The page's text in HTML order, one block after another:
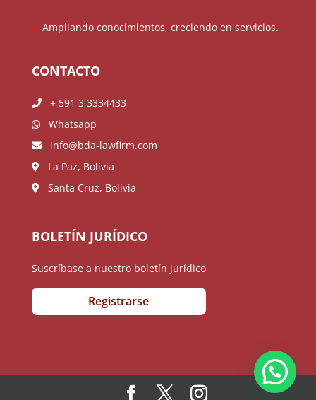
Ampliando conocimientos, creciendo en servicios.
CONTACTO
+ 591 3 3334433
Whatsapp
info@bda-lawfirm.com
La Paz, Bolivia
Santa Cruz, Bolivia
BOLETÍN JURÍDICO
Suscríbase a nuestro boletín jurídico
Registrarse